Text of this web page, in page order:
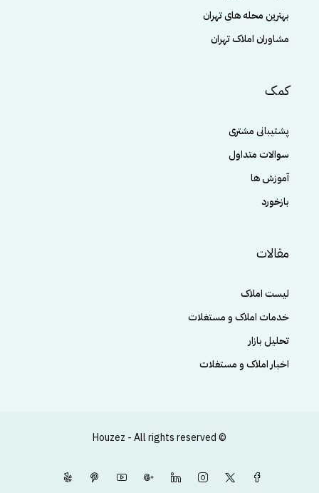
بهترین محله های تهران
مشاوران املاک تهران
کمک
پشتیبانی مشتری
سوالات متداول
آموزش ها
بازخورد
مقالات
لیست املاک
خدمات املاک و مستغلات
تحلیل بازار
اخبار املاک و مستغلات
© Houzez - All rights reserved